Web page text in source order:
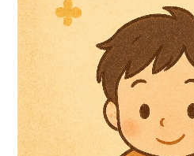
室
野
醍
醐
小・